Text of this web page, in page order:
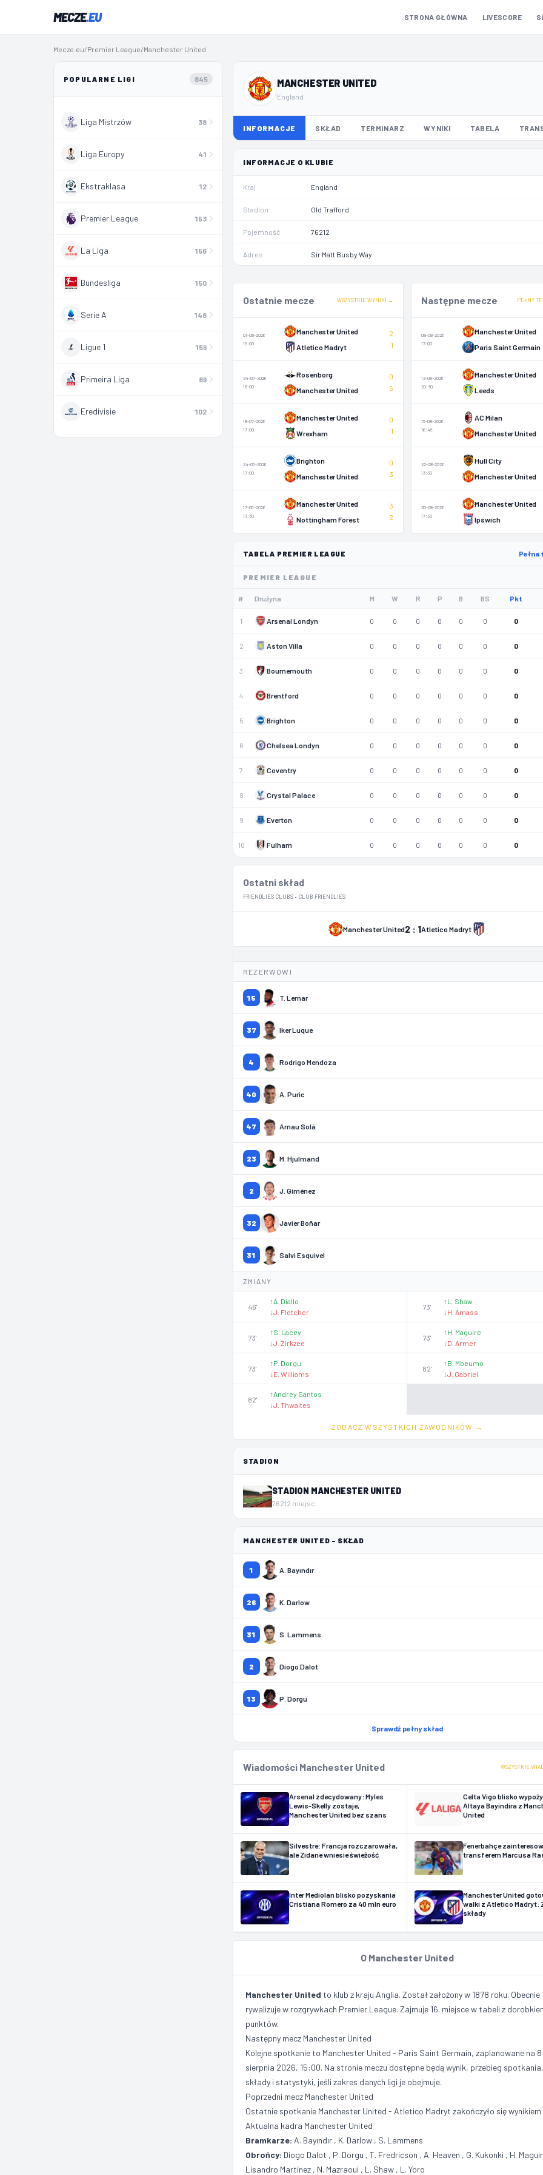
MECZE.EU STRONA GŁÓWNA LIVESCORE
Mecze.eu/Premier League/Manchester United
POPULARNE LIGI 845
Liga Mistrzów 38
Liga Europy 41
Ekstraklasa 12
Premier League 153
La Liga 156
Bundesliga 150
Serie A 148
Ligue 1 159
Primeira Liga 89
Eredivisie 102
MANCHESTER UNITED
England
INFORMACJE SKŁAD TERMINARZ WYNIKI TABELA
INFORMACJE O KLUBIE
Kraj England
Stadion Old Trafford
Pojemność 76212
Adres Sir Matt Busby Way
Ostatnie mecze WSZYSTKIE WYNIKI →
01-08-2026
15:00
Manchester United
Atletico Madryt
2
1
24-07-2026
18:00
Rosenborg
Manchester United
0
5
18-07-2026
17:00
Manchester United
Wrexham
0
1
24-05-2026
17:00
Brighton
Manchester United
0
3
17-05-2026
13:30
Manchester United
Nottingham Forest
3
2
Następne mecze PEŁNY
08-08-2026
17:00
Manchester United
Paris Saint Germain
12-08-2026
20:30
Manchester United
Leeds
15-08-2026
16:45
AC Milan
Manchester United
22-08-2026
13:30
Hull City
Manchester United
30-08-2026
17:30
Manchester United
Ipswich
TABELA PREMIER LEAGUE Pełna
PREMIER LEAGUE
# Drużyna M W R P B BS Pkt
1 Arsenal Londyn 0 0 0 0 0 0 0
2 Aston Villa 0 0 0 0 0 0 0
3 Bournemouth 0 0 0 0 0 0 0
4 Brentford 0 0 0 0 0 0 0
5 Brighton 0 0 0 0 0 0 0
6 Chelsea Londyn 0 0 0 0 0 0 0
7 Coventry 0 0 0 0 0 0 0
8 Crystal Palace 0 0 0 0 0 0 0
9 Everton 0 0 0 0 0 0 0
10 Fulham 0 0 0 0 0 0 0
Ostatni skład
FRIENDLIES CLUBS • CLUB FRIENDLIES
Manchester United2 : 1Atletico Madryt
J. Dominguez
REZERWOWI
15 T. Lemar
37 Iker Luque
4 Rodrigo Mendoza
40 A. Puric
47 Arnau Solà
23 M. Hjulmand
2 J. Giménez
32 Javier Boñar
31 Salvi Esquivel
ZMIANY
46'
↑A. Diallo
↓J. Fletcher
73'
↑L. Shaw
↓H. Amass
73'
↑S. Lacey
↓J. Zirkzee
73'
↑H. Maguire
↓D. Armer
73'
↑P. Dorgu
↓E. Williams
82'
↑B. Mbeumo
↓J. Gabriel
82'
↑Andrey Santos
↓J. Thwaites
ZOBACZ WSZYSTKICH ZAWODNIKÓW →
STADION
STADION MANCHESTER UNITED
76212 miejsc
MANCHESTER UNITED – SKŁAD
1 A. Bayındır
26 K. Darlow
31 S. Lammens
2 Diogo Dalot
13 P. Dorgu
Sprawdź pełny skład
Wiadomości Manchester United WSZYSTKIE
Arsenal zdecydowany: Myles
Lewis-Skelly zostaje,
Manchester United bez szans
Celta Vigo blisko
Altaya Bayindira z
United
Silvestre: Francja rozczarowała,
ale Zidane wniesie świeżość
Fenerbahçe
transferem Marcusa
Inter Mediolan blisko pozyskania
Cristiana Romero za 40 mln euro
Manchester United
walki z Atletico Madryt:
składy
O Manchester United
Manchester United to klub z kraju Anglia. Został założony w 1878 roku. Obecnie
rywalizuje w rozgrywkach Premier League. Zajmuje 16. miejsce w tabeli z
punktów.
Następny mecz Manchester United
Kolejne spotkanie to Manchester United - Paris Saint Germain, zaplanowane na 8
sierpnia 2026, 15:00. Na stronie meczu dostępne będą wynik, przebieg spotkania,
składy i statystyki, jeśli zakres danych ligi je obejmuje.
Poprzedni mecz Manchester United
Ostatnie spotkanie Manchester United - Atletico Madryt zakończyło się wynikiem
Aktualna kadra Manchester United
Bramkarze: A. Bayındır, K. Darlow, S. Lammens
Obrońcy: Diogo Dalot , P. Dorgu , T. Fredricson , A. Heaven , G. Kukonki , H.
Lisandro Martínez, N. Mazraoui , L. Shaw, L. Yoro